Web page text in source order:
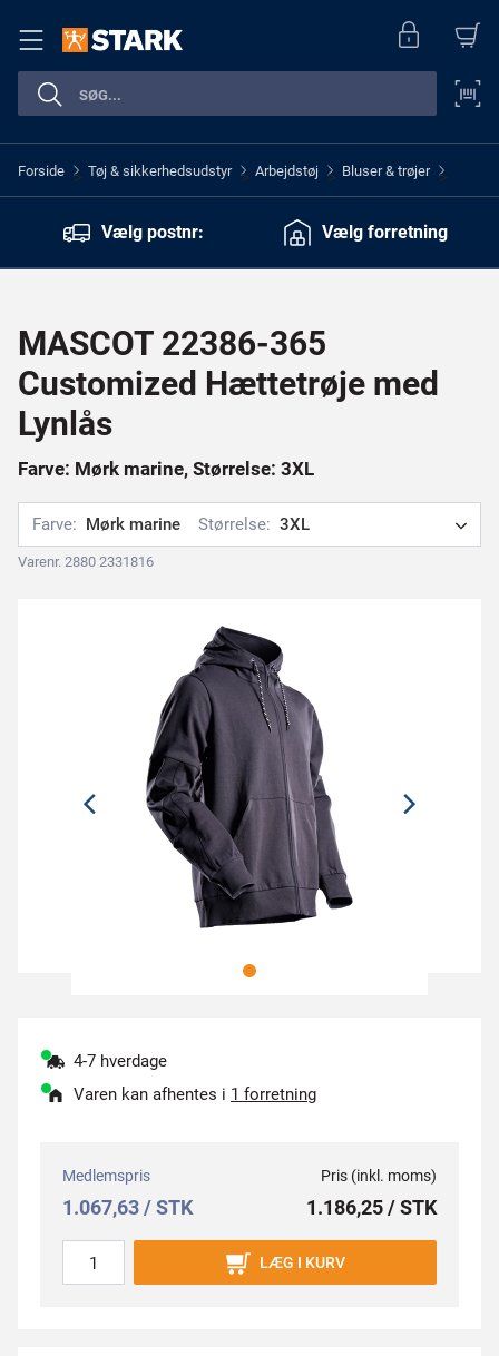
Forside > Tøj & sikkerhedsudstyr > Arbejdstøj > Bluser & trøjer >
Vælg postnr: Vælg forretning
MASCOT 22386-365
Customized Hættetrøje med
Lynlås
Farve: Mørk marine, Størrelse: 3XL
Farve: Mørk marine Størrelse: 3XL
Varenr. 2880 2331816
4-7 hverdage
Varen kan afhentes i 1 forretning
Medlemspris
1.067,63 / STK
Pris (inkl. moms)
1.186,25 / STK
LÆG I KURV